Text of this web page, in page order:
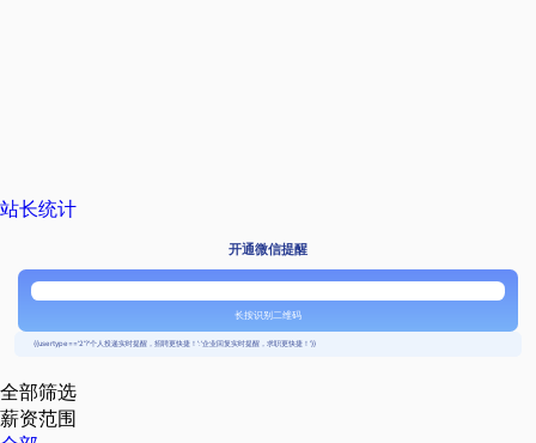
站长统计
开通微信提醒
长按识别二维码
{{usertype=='2'?'个人投递实时提醒，招聘更快捷！':'企业回复实时提醒，求职更快捷！'}}
全部筛选
薪资范围